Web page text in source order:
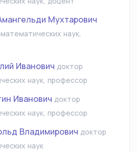
Мухтарович
наук,
Иванович доктор
наук, профессор
Иванович доктор
наук, профессор
Владимирович доктор
наук